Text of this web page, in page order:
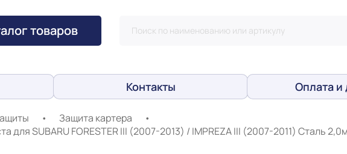
товаров
Контакты Оплата и
• Защита картера
•
для SUBARU FORESTER III (2007-2013) / IMPREZA III (2007-2011) Сталь